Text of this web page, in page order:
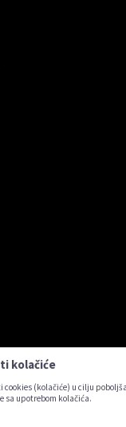
kolačiće
cookies (kolačiće) u cilju
sa upotrebom kolačića.